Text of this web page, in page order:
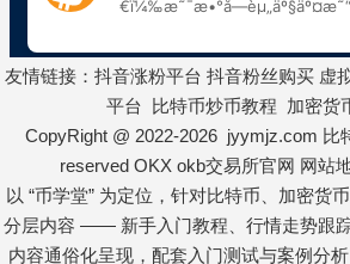
友情链接： 抖音涨粉平台 抖音粉丝购买 虚
平台
比特币炒币教程 加密货
CopyRight @ 2022-2026 jyymjz.com 比
reserved OKX okb交易所官网 网站
以 “币学堂” 为定位，针对比特币、加密货
分层内容 —— 新手入门教程、行情走势跟踪
内容通俗化呈现，配套入门测试与案例分析